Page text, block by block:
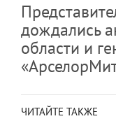
дождались
области и
ЧИТАЙТЕ ТАКЖЕ